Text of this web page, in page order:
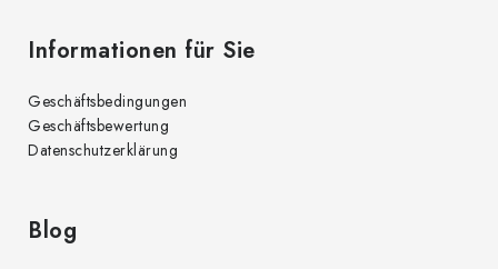
Informationen für Sie
Geschäftsbedingungen
Geschäftsbewertung
Datenschutzerklärung
Blog